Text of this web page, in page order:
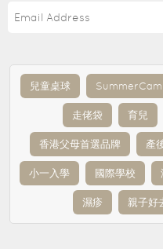
兒童桌球
走佬袋 育兒
香港父母首選品牌 產
小一入學 國際學校
濕疹 親子好